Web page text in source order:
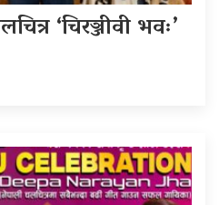
‘चिरञ्जीवी भवः’